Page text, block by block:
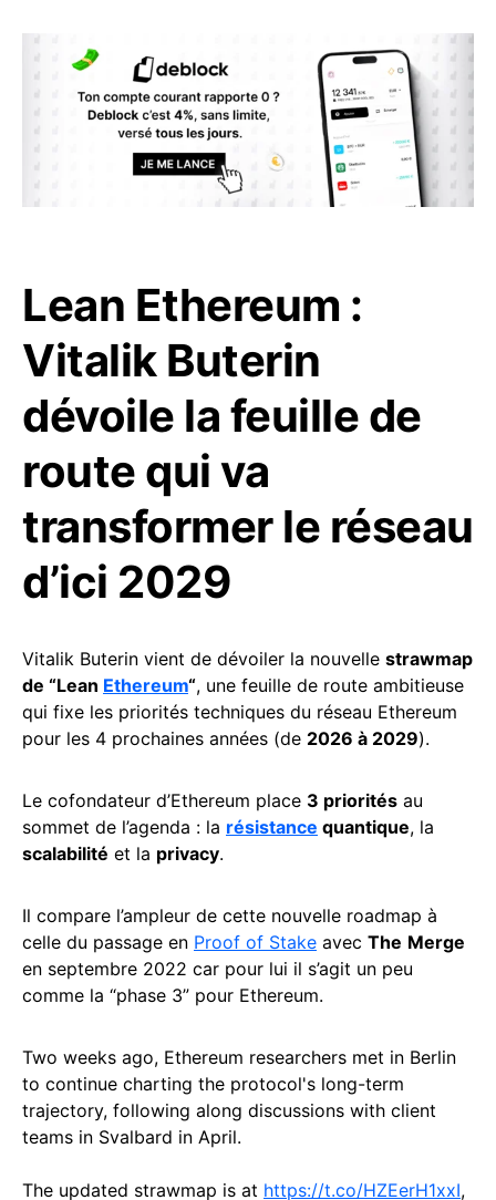
Lean Ethereum :
Vitalik Buterin
dévoile la feuille de
route qui va
transformer le réseau
d’ici 2029
Vitalik Buterin vient de dévoiler la nouvelle strawmap
de “Lean Ethereum“, une feuille de route ambitieuse
qui fixe les priorités techniques du réseau Ethereum
pour les 4 prochaines années (de 2026 à 2029).
Le cofondateur d’Ethereum place 3 priorités au
sommet de l’agenda : la résistance quantique, la
scalabilité et la privacy.
Il compare l’ampleur de cette nouvelle roadmap à
celle du passage en Proof of Stake avec The Merge
en septembre 2022 car pour lui il s’agit un peu
comme la “phase 3” pour Ethereum.
Two weeks ago, Ethereum researchers met in Berlin
to continue charting the protocol's long-term
trajectory, following along discussions with client
teams in Svalbard in April.
The updated strawmap is at https://t.co/HZEerH1xxI,